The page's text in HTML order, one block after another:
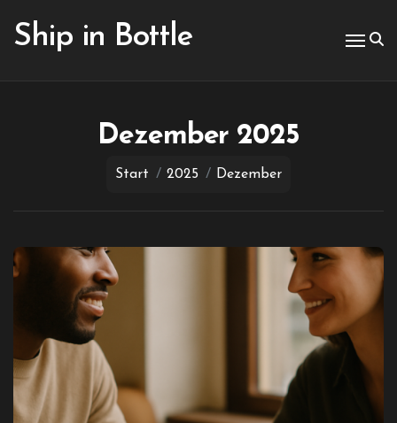
Inhalt
springen
Ship in Bottle
Dezember 2025
Start 2025 Dezember